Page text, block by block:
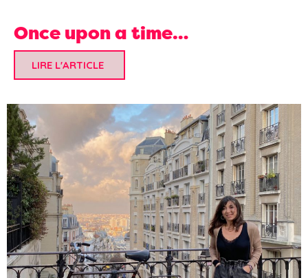
Once upon a time…
LIRE L'ARTICLE